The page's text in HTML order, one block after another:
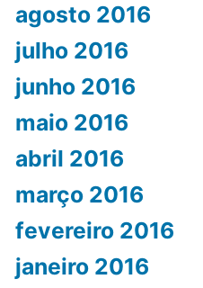
agosto 2016
julho 2016
junho 2016
maio 2016
abril 2016
março 2016
fevereiro 2016
janeiro 2016